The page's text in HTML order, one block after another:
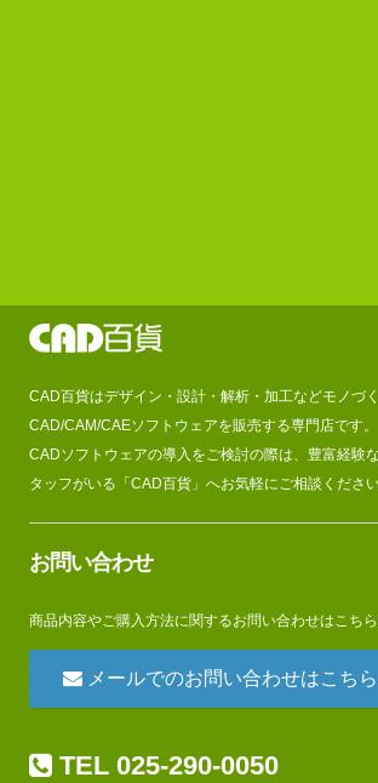
CAD百貨はデザイン・設計・解析・加工などモノづ
CAD/CAM/CAEソフトウェアを販売する専門店です
CADソフトウェアの導入をご検討の際は、豊富経験
タッフがいる「CAD百貨」へお気軽にご相談ください
お問い合わせ
商品内容やご購入方法に関するお問い合わせはこち
メールでのお問い合わせはこちら
TEL 025-290-0050